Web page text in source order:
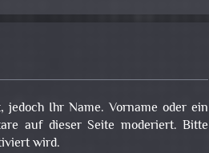
Ihr Name. Vorname oder ein
auf dieser Seite moderiert. Bitte
wird.